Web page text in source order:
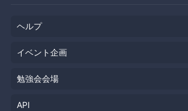
ヘルプ
イベント企画
勉強会会場
API